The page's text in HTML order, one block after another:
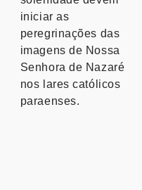
iniciar as
peregrinações das
imagens de Nossa
Senhora de Nazaré
nos lares católicos
paraenses.